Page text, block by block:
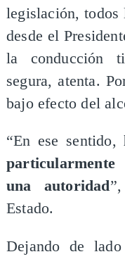
legislación, todos
desde el
la conducción
segura, atenta.
bajo efecto del
“En ese sentido,
una autoridad
Estado.
Dejando de